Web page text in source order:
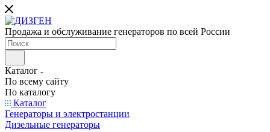
Продажа и обслуживание генераторов по всей России
Каталог
По всему сайту
По каталогу
Каталог
Генераторы и электростанции
Дизельные генераторы